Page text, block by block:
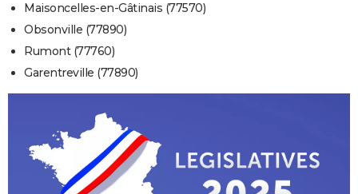
Maisoncelles-en-Gâtinais (77570)
Obsonville (77890)
Rumont (77760)
Garentreville (77890)